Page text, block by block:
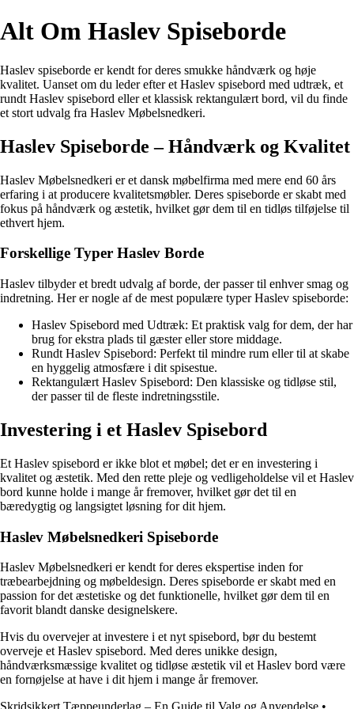
Alt Om Haslev Spiseborde
Haslev spiseborde er kendt for deres smukke håndværk og høje
kvalitet. Uanset om du leder efter et Haslev spisebord med udtræk, et
rundt Haslev spisebord eller et klassisk rektangulært bord, vil du finde
et stort udvalg fra Haslev Møbelsnedkeri.
Haslev Spiseborde – Håndværk og Kvalitet
Haslev Møbelsnedkeri er et dansk møbelfirma med mere end 60 års
erfaring i at producere kvalitetsmøbler. Deres spiseborde er skabt med
fokus på håndværk og æstetik, hvilket gør dem til en tidløs tilføjelse til
ethvert hjem.
Forskellige Typer Haslev Borde
Haslev tilbyder et bredt udvalg af borde, der passer til enhver smag og
indretning. Her er nogle af de mest populære typer Haslev spiseborde:
Haslev Spisebord med Udtræk: Et praktisk valg for dem, der har
brug for ekstra plads til gæster eller store middage.
Rundt Haslev Spisebord: Perfekt til mindre rum eller til at skabe
en hyggelig atmosfære i dit spisestue.
Rektangulært Haslev Spisebord: Den klassiske og tidløse stil,
der passer til de fleste indretningsstile.
Investering i et Haslev Spisebord
Et Haslev spisebord er ikke blot et møbel; det er en investering i
kvalitet og æstetik. Med den rette pleje og vedligeholdelse vil et Haslev
bord kunne holde i mange år fremover, hvilket gør det til en
bæredygtig og langsigtet løsning for dit hjem.
Haslev Møbelsnedkeri Spiseborde
Haslev Møbelsnedkeri er kendt for deres ekspertise inden for
træbearbejdning og møbeldesign. Deres spiseborde er skabt med en
passion for det æstetiske og det funktionelle, hvilket gør dem til en
favorit blandt danske designelskere.
Hvis du overvejer at investere i et nyt spisebord, bør du bestemt
overveje et Haslev spisebord. Med deres unikke design,
håndværksmæssige kvalitet og tidløse æstetik vil et Haslev bord være
en fornøjelse at have i dit hjem i mange år fremover.